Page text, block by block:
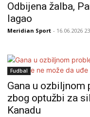
Odbijena žalba,
lagao
Meridian Sport - 16.06.2026
Fudbal
Gana u ozbiljnom
zbog optužbi za
Kanadu